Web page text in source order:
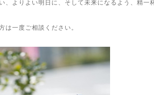
、よりよい明日に、そして未来になるよう、精一
は一度ご相談ください。